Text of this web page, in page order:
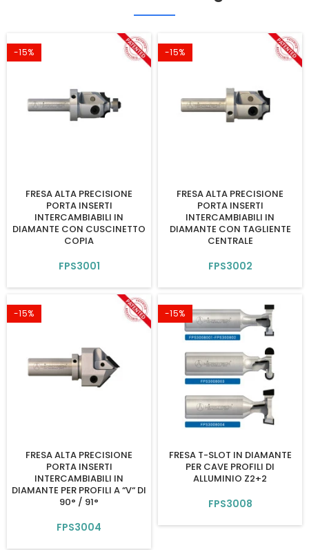
-15%
FRESA ALTA PRECISIONE
PORTA INSERTI
INTERCAMBIABILI IN
DIAMANTE CON CUSCINETTO
COPIA
FPS3001
-15%
FRESA ALTA PRECISIONE
PORTA INSERTI
INTERCAMBIABILI IN
DIAMANTE CON TAGLIENTE
CENTRALE
FPS3002
-15%
FRESA ALTA PRECISIONE
PORTA INSERTI
INTERCAMBIABILI IN
DIAMANTE PER PROFILI A “V“ DI
90° / 91°
FPS3004
-15%
FRESA T-SLOT IN DIAMANTE
PER CAVE PROFILI DI
ALLUMINIO Z2+2
FPS3008